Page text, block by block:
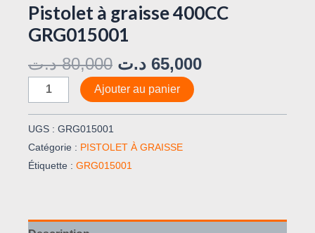
Pistolet à graisse 400CC
GRG015001
80,000 د.ت 65,000 د.ت
Ajouter au panier
UGS : GRG015001
Catégorie : PISTOLET À GRAISSE
Étiquette : GRG015001